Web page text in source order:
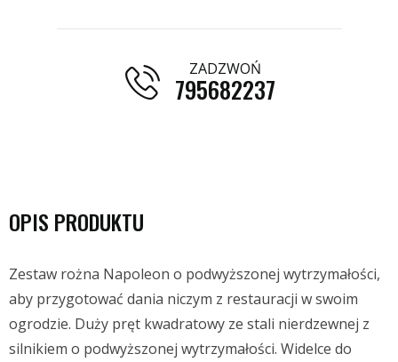
ZADZWOŃ
795682237
OPIS PRODUKTU
Zestaw rożna Napoleon o podwyższonej wytrzymałości,
aby przygotować dania niczym z restauracji w swoim
ogrodzie. Duży pręt kwadratowy ze stali nierdzewnej z
silnikiem o podwyższonej wytrzymałości. Widelce do